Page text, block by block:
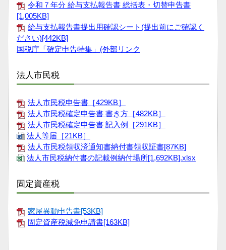
令和７年分 給与支払報告書 総括表・切替申告書
[1,005KB]
給与支払報告書提出用確認シート(提出前にご確認く
ださい)[442KB]
国税庁「確定申告特集」(外部リンク
法人市民税
法人市民税申告書［429KB］
法人市民税確定申告書 書き方［482KB］
法人市民税確定申告書 記入例［291KB］
法人等届［21KB］
法人市民税領収済通知書納付書領収証書[87KB]
法人市民税納付書の記載例納付場所[1,692KB].xlsx
固定資産税
家屋異動申告書[53KB]
固定資産税減免申請書[163KB]